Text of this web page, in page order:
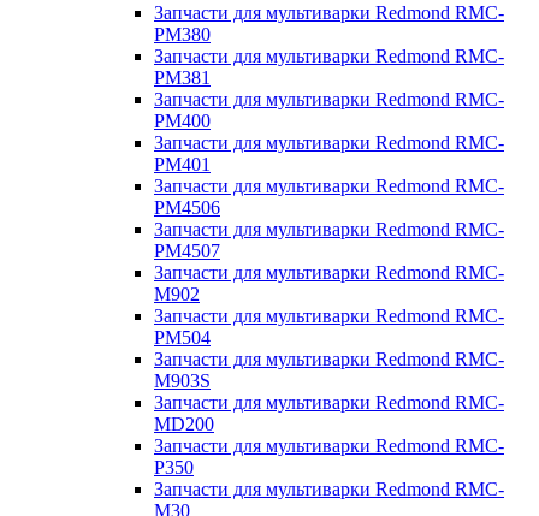
Запчасти для мультиварки Redmond RMC-
PM380
Запчасти для мультиварки Redmond RMC-
PM381
Запчасти для мультиварки Redmond RMC-
PM400
Запчасти для мультиварки Redmond RMC-
PM401
Запчасти для мультиварки Redmond RMC-
PM4506
Запчасти для мультиварки Redmond RMC-
PM4507
Запчасти для мультиварки Redmond RMC-
M902
Запчасти для мультиварки Redmond RMC-
PM504
Запчасти для мультиварки Redmond RMC-
M903S
Запчасти для мультиварки Redmond RMC-
MD200
Запчасти для мультиварки Redmond RMC-
P350
Запчасти для мультиварки Redmond RMC-
M30